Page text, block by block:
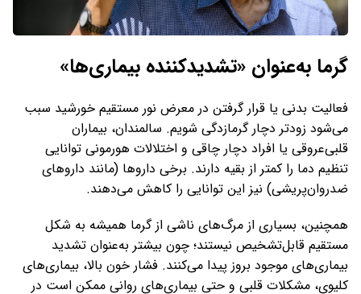
گرما به‌عنوان «تشدیدکننده بیماری‌ها»
فعالیت بدنی یا قرار گرفتن در معرض نور مستقیم خورشید سبب
می‌شود زودتر دچار گرمازدگی شویم. سالمندان، بیماران
قلبی‌عروقی یا افراد دچار چاقی و اختلالات هورمونی توانایی
تنظیم دما را کمتر از بقیه دارند. برخی داروها (مانند داروهای
ضدروان‌پریشی) نیز این توانایی را کاهش می‌دهند.
همچنین، بسیاری از مرگ‌های ناشی از گرما همیشه به شکل
مستقیم قابل‌تشخیص نیستند؛ چون بیشتر به‌عنوان تشدید
بیماری‌های موجود بروز پیدا می‌کنند. فشار خون بالا، بیماری‌های
کلیوی، مشکلات قلبی و حتی بیماری‌های روانی ممکن است در